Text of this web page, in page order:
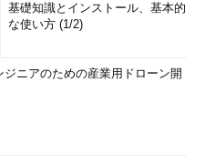
基礎知識とインストール、基本的
な使い方 (1/2)
ニアのための産業用ドローン開